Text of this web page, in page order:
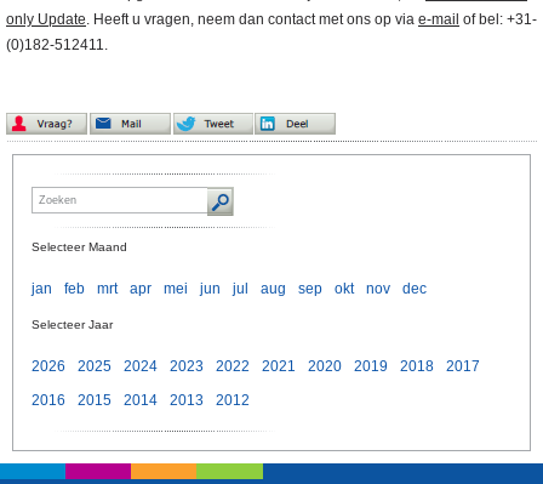
only Update. Heeft u vragen, neem dan contact met ons op via e-mail of bel: +31-
(0)182-512411.
Selecteer Maand
jan feb mrt apr mei jun jul aug sep okt nov dec
Selecteer Jaar
2026 2025 2024 2023 2022 2021 2020 2019 2018
2017
2016
2015 2014 2013 2012